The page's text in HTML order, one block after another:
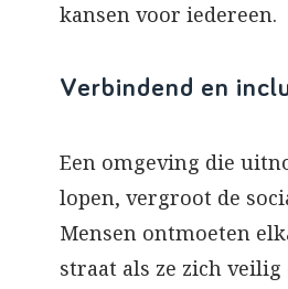
kansen voor iedereen.
Verbindend en
Een omgeving die
lopen, vergroot de
Mensen ontmoeten
straat als ze zich